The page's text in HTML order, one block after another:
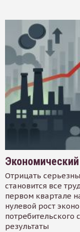
Отрицать
становится все
первом квартале
нулевой рост
потребительского
результаты